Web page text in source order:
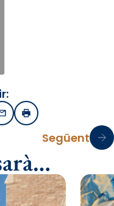
EmailImprimir
Següent